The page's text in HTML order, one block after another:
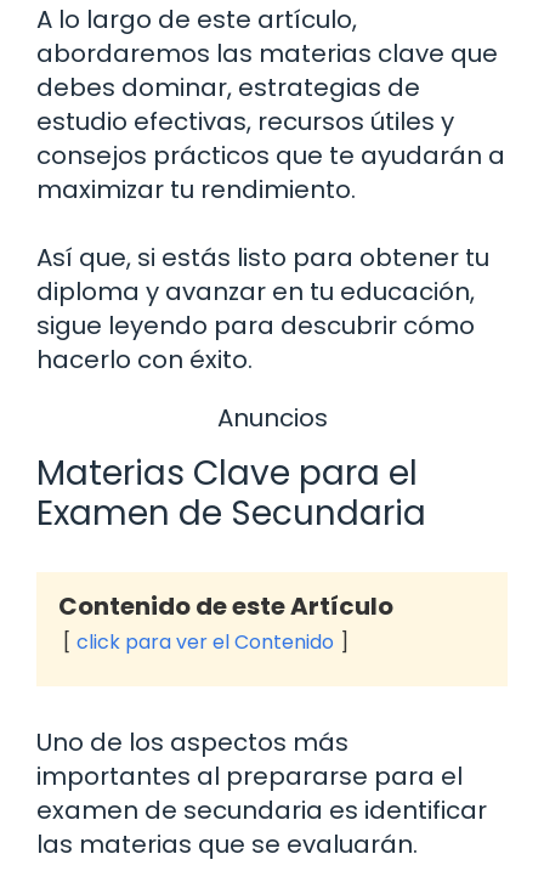
A lo largo de este artículo,
abordaremos las materias clave que
debes dominar, estrategias de
estudio efectivas, recursos útiles y
consejos prácticos que te ayudarán a
maximizar tu rendimiento.
Así que, si estás listo para obtener tu
diploma y avanzar en tu educación,
sigue leyendo para descubrir cómo
hacerlo con éxito.
Anuncios
Materias Clave para el
Examen de Secundaria
Contenido de este Artículo
click para ver el Contenido
Uno de los aspectos más
importantes al prepararse para el
examen de secundaria es identificar
las materias que se evaluarán.